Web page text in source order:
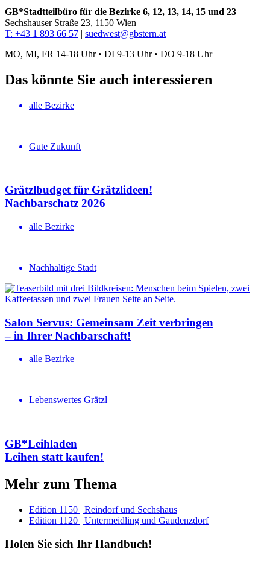
GB*Stadtteilbüro für die Bezirke 6, 12, 13, 14, 15 und 23
Sechshauser Straße 23, 1150 Wien
T: +43 1 893 66 57 | suedwest@gbstern.at
MO, MI, FR 14-18 Uhr • DI 9-13 Uhr • DO 9-18 Uhr
Das könnte Sie auch interessieren
alle Bezirke
Gute Zukunft
Grätzlbudget für Grätzlideen!
Nachbar­schatz 2026
alle Bezirke
Nachhaltige Stadt
Salon Servus: Gemeinsam Zeit verbringen
– in Ihrer Nachbar­schaft!
alle Bezirke
Lebenswertes Grätzl
GB*Leihladen
Leihen statt kaufen!
Mehr zum Thema
Edition 1150 | Reindorf und Sechshaus
Edition 1120 | Untermeidling und Gaudenzdorf
Holen Sie sich Ihr Handbuch!